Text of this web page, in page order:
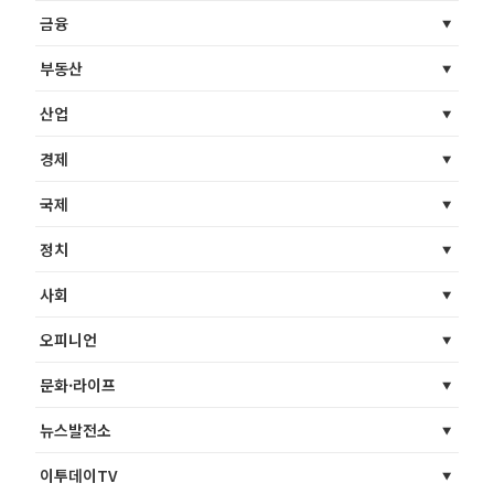
금융
부동산
산업
경제
국제
정치
사회
오피니언
문화·라이프
뉴스발전소
이투데이TV